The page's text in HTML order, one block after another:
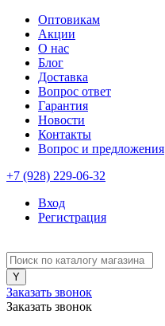
Оптовикам
Акции
О нас
Блог
Доставка
Вопрос ответ
Гарантия
Новости
Контакты
Вопрос и предложения
+7 (928) 229-06-32
Вход
Регистрация
Заказать звонок
Заказать звонок